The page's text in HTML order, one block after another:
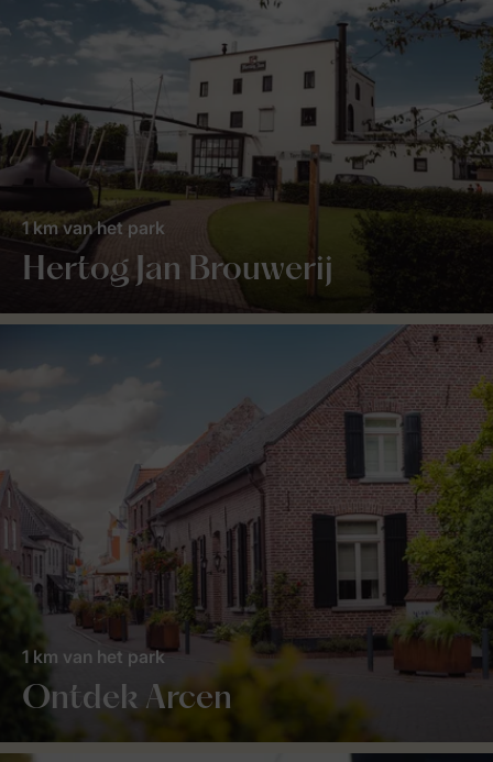
Hertog Jan Brouwerij
1 km van het park
Ontdek Arcen
1 km van het park